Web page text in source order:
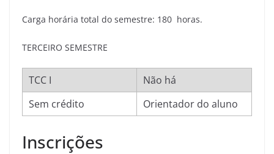
Carga horária total do semestre: 180 horas.
TERCEIRO SEMESTRE
TCC I
Não há
Sem crédito
Orientador do aluno
Inscrições